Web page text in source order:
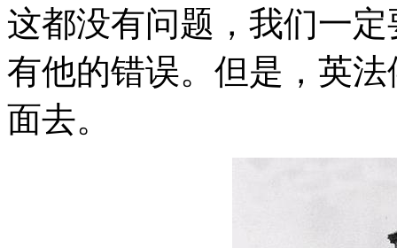
这都没有问题，我们一
有他的错误。但是，英
面去。